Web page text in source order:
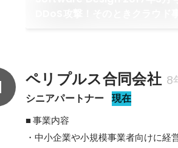
ペリプルス合同会社 8
シニアパートナー 現在
■ 事業内容
・中小企業や小規模事業者向けに